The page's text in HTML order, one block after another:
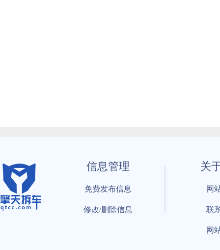
信息管理
免费发布信息
修改/删除信息
关
网
联
网